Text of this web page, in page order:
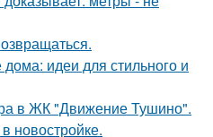
идеи для стильного и
в ЖК "Движение Тушино".
новостройке.